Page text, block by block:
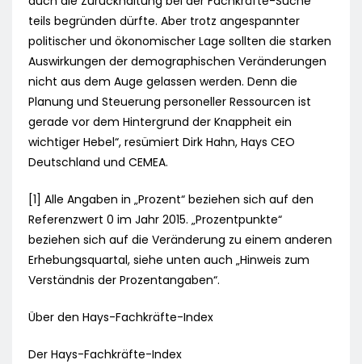
teils begründen dürfte. Aber trotz angespannter
politischer und ökonomischer Lage sollten die starken
Auswirkungen der demographischen Veränderungen
nicht aus dem Auge gelassen werden. Denn die
Planung und Steuerung personeller Ressourcen ist
gerade vor dem Hintergrund der Knappheit ein
wichtiger Hebel“, resümiert Dirk Hahn, Hays CEO
Deutschland und CEMEA.
[1] Alle Angaben in „Prozent“ beziehen sich auf den
Referenzwert 0 im Jahr 2015. „Prozentpunkte“
beziehen sich auf die Veränderung zu einem anderen
Erhebungsquartal, siehe unten auch „Hinweis zum
Verständnis der Prozentangaben“.
Über den Hays-Fachkräfte-Index
Der Hays-Fachkräfte-Index